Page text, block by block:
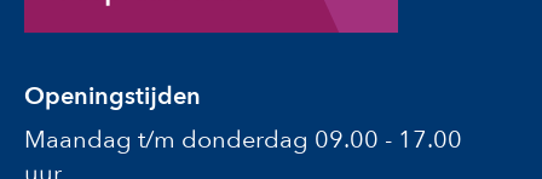
Openingstijden
Maandag t/m donderdag 09.00 - 17.00